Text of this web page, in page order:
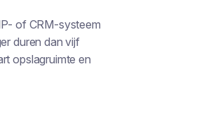
of CRM-systeem
duren dan vijf
opslagruimte en